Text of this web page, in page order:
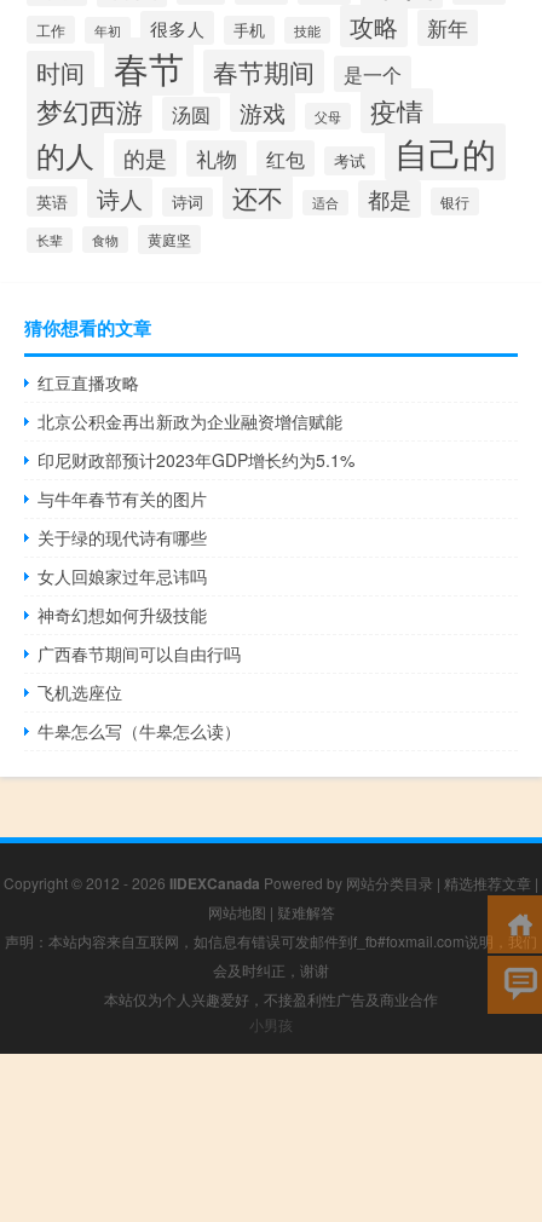
工作 年初 很多人 手机 技能 攻略 新年
时间 春节 春节期间 是一个
梦幻西游 汤圆 游戏 父母 疫情
的人 的是 礼物 红包 考试 自己的
英语 诗人 诗词 还不 适合 都是 银行
长辈 食物 黄庭坚
猜你想看的文章
红豆直播攻略
北京公积金再出新政为企业融资增信赋能
印尼财政部预计2023年GDP增长约为5.1%
与牛年春节有关的图片
关于绿的现代诗有哪些
女人回娘家过年忌讳吗
神奇幻想如何升级技能
广西春节期间可以自由行吗
飞机选座位
牛皋怎么写（牛皋怎么读）
Copyright © 2012 - 2026 IIDEXCanada Powered by 网站分类目录 | 精选推荐文章 |
网站地图 | 疑难解答
声明：本站内容来自互联网，如信息有错误可发邮件到f_fb#foxmail.com说明，我们
会及时纠正，谢谢
本站仅为个人兴趣爱好，不接盈利性广告及商业合作
小男孩